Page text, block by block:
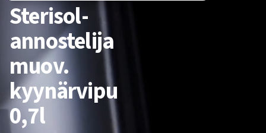
Sterisol-
annostelija
muov.
kyynärvipu
0,7l